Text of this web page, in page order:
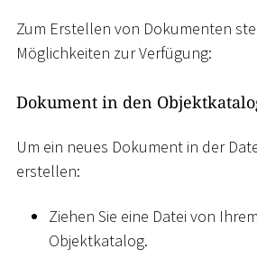
Zum Erstellen von Dokumenten
Möglichkeiten zur Verfügung:
Dokument in den
Um ein neues Dokument in der
erstellen:
Ziehen Sie eine Datei von
Objektkatalog.